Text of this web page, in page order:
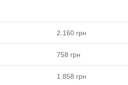
2.160 грн
758 грн
1.858 грн